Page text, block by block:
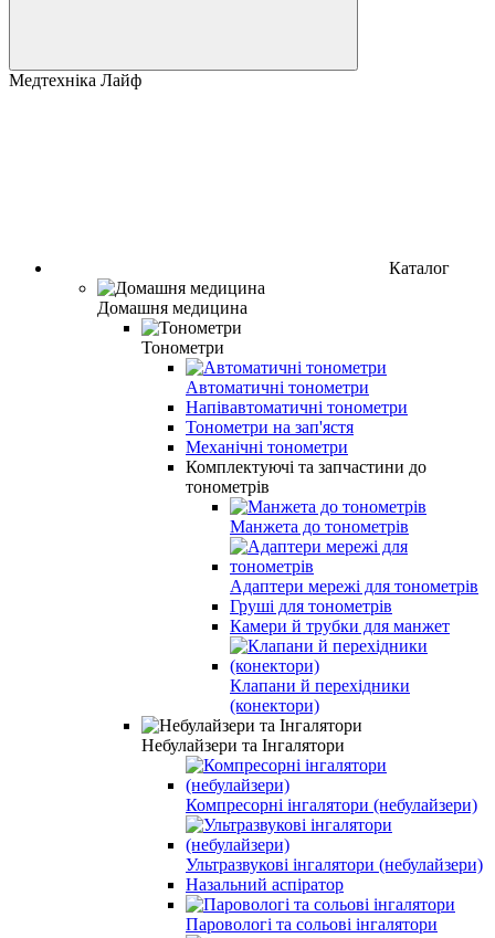
Медтехніка Лайф
Каталог
Домашня медицина
Тонометри
Автоматичні тонометри
Напівавтоматичні тонометри
Тонометри на зап'ястя
Механічні тонометри
Комплектуючі та запчастини до
тонометрів
Манжета до тонометрів
Адаптери мережі для тонометрів
Груші для тонометрів
Камери й трубки для манжет
Клапани й перехідники
(конектори)
Небулайзери та Інгалятори
Компресорні інгалятори (небулайзери)
Ультразвукові інгалятори (небулайзери)
Назальний аспіратор
Паровологі та сольові інгалятори